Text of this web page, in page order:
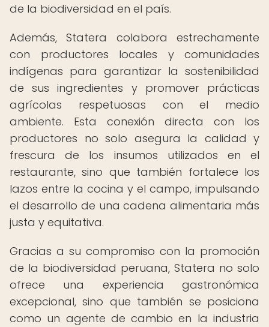
de la biodiversidad en el país.
Además, Statera colabora estrechamente
con productores locales y comunidades
indígenas para garantizar la sostenibilidad
de sus ingredientes y promover prácticas
agrícolas respetuosas con el medio
ambiente. Esta conexión directa con los
productores no solo asegura la calidad y
frescura de los insumos utilizados en el
restaurante, sino que también fortalece los
lazos entre la cocina y el campo, impulsando
el desarrollo de una cadena alimentaria más
justa y equitativa.
Gracias a su compromiso con la promoción
de la biodiversidad peruana, Statera no solo
ofrece una experiencia gastronómica
excepcional, sino que también se posiciona
como un agente de cambio en la industria